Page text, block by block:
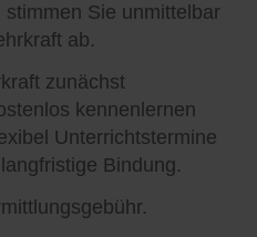
Sie unmittelbar
ab.
zunächst
kennenlernen
Unterrichtstermine
Bindung.